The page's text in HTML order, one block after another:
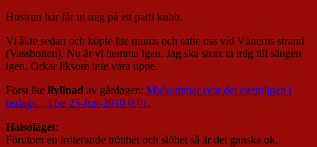
Hustrun har får ut mig på ett parti kubb.
Vi åkte sedan och köpte lite mums och satte oss vid Vänerns strand
(Vassbotten). Nu är vi hemma igen. Jag ska strax ta mig till sängen
igen. Orkar liksom inte vara uppe.
Först lite ifyllnad av gårdagen: Midsommar (var det egentligen i
tisdags…) fre 25-Jun-2010 0:01.
Hälsoläget:
Förutom en irriterande trötthet och slöhet så är det ganska ok.